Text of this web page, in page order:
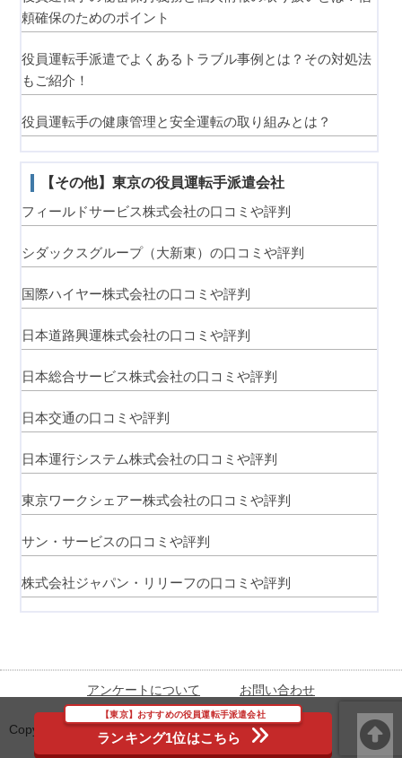
頼確保のためのポイント
役員運転手派遣でよくあるトラブル事例とは？その対処法
もご紹介！
役員運転手の健康管理と安全運転の取り組みとは？
【その他】東京の役員運転手派遣会社
フィールドサービス株式会社の口コミや評判
シダックスグループ（大新東）の口コミや評判
国際ハイヤー株式会社の口コミや評判
日本道路興運株式会社の口コミや評判
日本総合サービス株式会社の口コミや評判
日本交通の口コミや評判
日本運行システム株式会社の口コミや評判
東京ワークシェアー株式会社の口コミや評判
サン・サービスの口コミや評判
株式会社ジャパン・リリーフの口コミや評判
アンケートについて お問い合わせ
Copyright (C) 2022 【東京】役員運転手派遣ガイド
All Rights
Reserved.
【東京】おすすめの役員運転手派遣会社
ランキング1位はこちら